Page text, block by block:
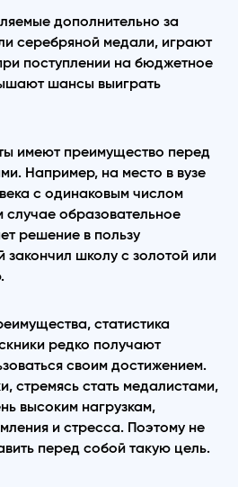
дополнительно за
серебряной медали, играют
поступлении на бюджетное
шансы выиграть
имеют преимущество перед
Например, на место в вузе
с одинаковым числом
случае образовательное
решение в пользу
закончил школу с золотой или
статистика
редко получают
своим достижением.
стремясь стать медалистами,
высоким нагрузкам,
и стресса. Поэтому не
перед собой такую цель.